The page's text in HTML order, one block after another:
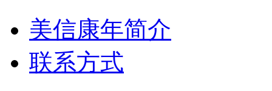
美信康年简介
联系方式